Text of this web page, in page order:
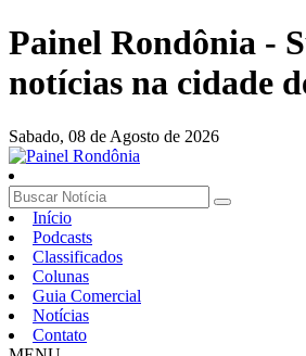
Painel Rondônia -
notícias na cidade
Sabado, 08 de Agosto de 2026
Início
Podcasts
Classificados
Colunas
Guia Comercial
Notícias
Contato